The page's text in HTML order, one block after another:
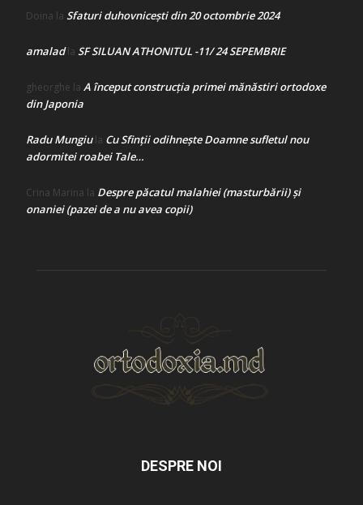
Doina la Sfaturi duhovnicești din 20 octombrie 2024
amaladla SF SILUAN ATHONITUL -11/ 24 SEPEMBRIE
gheorghe la A început construcţia primei mănăstiri ortodoxe
din Japonia
Radu Mungiula Cu Sfinții odihnește Doamne sufletul nou
adormitei roabei Tale…
Crina Marina la Despre păcatul malahiei (masturbării) şi
onaniei (pazei de a nu avea copii)
DESPRE NOI